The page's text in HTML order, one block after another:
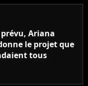
Ariana
le projet que
tous